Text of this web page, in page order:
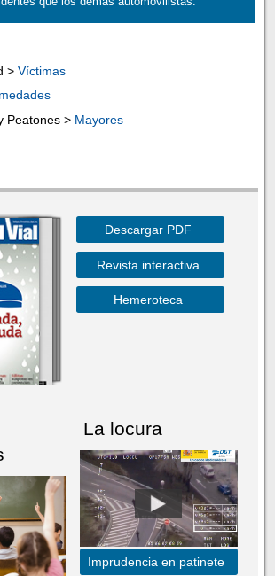
> Víctimas
Peatones > Mayores
Descargar PDF
Revista interactiva
Hemeroteca
La locura
Imprudencia en patinete